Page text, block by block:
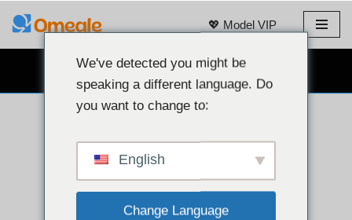
💖 Model VIP
OBROLAN WEBCAM GRATIS 👉
We've detected you might be
speaking a different language. Do
you want to change to:
English
Change Language